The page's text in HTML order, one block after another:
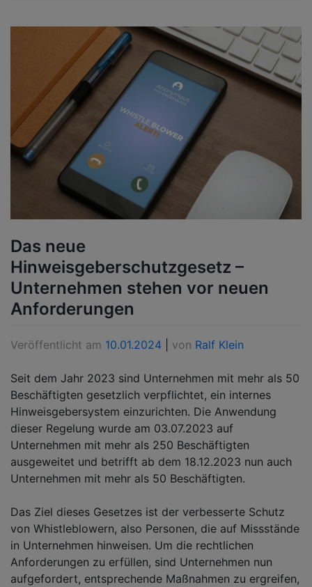
Das neue
Hinweisgeberschutzgesetz –
Unternehmen stehen vor neuen
Anforderungen
Veröffentlicht am 10.01.2024 von Ralf Klein
Seit dem Jahr 2023 sind Unternehmen mit mehr als 50
Beschäftigten gesetzlich verpflichtet, ein internes
Hinweisgebersystem einzurichten. Die Anwendung
dieser Regelung wurde am 03.07.2023 auf
Unternehmen mit mehr als 250 Beschäftigten
ausgeweitet und betrifft ab dem 18.12.2023 nun auch
Unternehmen mit mehr als 50 Beschäftigten.
Das Ziel dieses Gesetzes ist der verbesserte Schutz
von Whistleblowern, also Personen, die auf Missstände
in Unternehmen hinweisen. Um die rechtlichen
Anforderungen zu erfüllen, sind Unternehmen nun
aufgefordert, entsprechende Maßnahmen zu ergreifen,